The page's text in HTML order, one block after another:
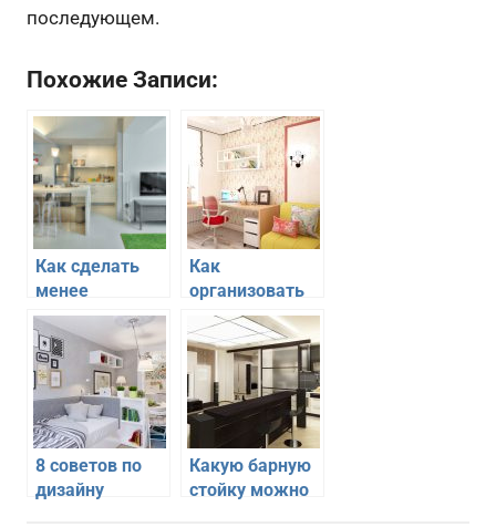
последующем.
Похожие Записи:
Как сделать
менее
заметной
кухонную зону
в квартире-
студии
Как
организовать
детскую зону в
квартире со
свободной
планировкой
8 советов по
дизайну
Какую барную
стойку можно